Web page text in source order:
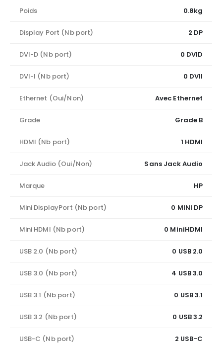
Poids 0.8kg
Display Port (Nb port) 2 DP
DVI-D (Nb port) 0 DVID
DVI-I (Nb port) 0 DVII
Ethernet (Oui/Non) Avec Ethernet
Grade Grade B
HDMI (Nb port) 1 HDMI
Jack Audio (Oui/Non) Sans Jack Audio
Marque HP
Mini DisplayPort (Nb port) 0 MINI DP
Mini HDMI (Nb port) 0 MiniHDMI
USB 2.0 (Nb port) 0 USB 2.0
USB 3.0 (Nb port) 4 USB 3.0
USB 3.1 (Nb port) 0 USB 3.1
USB 3.2 (Nb port) 0 USB 3.2
USB-C (Nb port) 2 USB-C